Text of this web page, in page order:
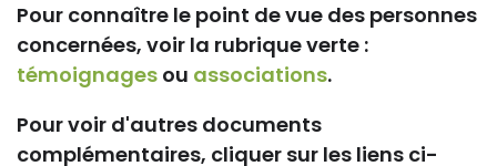
Pour connaître le point de vue des personnes
concernées, voir la rubrique verte :
témoignages ou associations.
Pour voir d'autres documents
complémentaires, cliquer sur les liens ci-